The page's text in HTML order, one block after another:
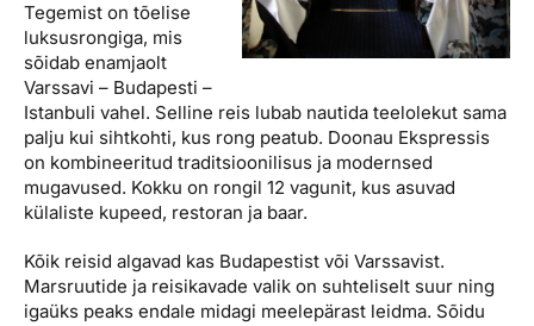
Tegemist on tõelise
luksusrongiga, mis
sõidab enamjaolt
Varssavi – Budapesti –
Istanbuli vahel. Selline reis lubab nautida teelolekut sama
palju kui sihtkohti, kus rong peatub. Doonau Ekspressis
on kombineeritud traditsioonilisus ja modernsed
mugavused. Kokku on rongil 12 vagunit, kus asuvad
külaliste kupeed, restoran ja baar.
Kõik reisid algavad kas Budapestist või Varssavist.
Marsruutide ja reisikavade valik on suhteliselt suur ning
igaüks peaks endale midagi meelepärast leidma. Sõidu